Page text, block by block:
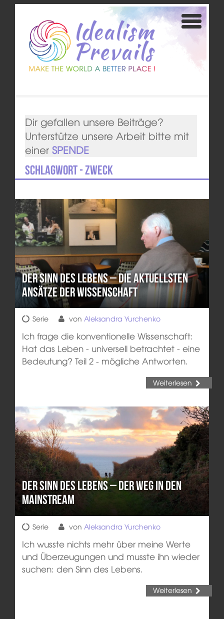
Dir gefallen unsere Beiträge?
Unterstütze unsere Arbeit bitte mit
einer SPENDE
Schlagwort - Zweck
Der Sinn des Lebens – die aktuellsten
Ansätze der Wissenschaft
Serie von Aleksandra Yurchenko
Ich frage die konventionelle Wissenschaft:
Hat das Leben - universell betrachtet - eine
Bedeutung? Teil 2 - mögliche Antworten.
Weiterlesen
Der Sinn des Lebens – Der Weg in den
Mainstream
Serie von Aleksandra Yurchenko
Ich wusste nichts mehr über meine Werte
und Überzeugungen und musste ihn wieder
suchen: den Sinn des Lebens.
Weiterlesen